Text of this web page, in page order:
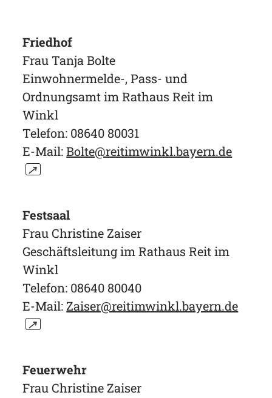
Friedhof
Frau Tanja Bolte
Einwohnermelde-, Pass- und
Ordnungsamt im Rathaus Reit im
Winkl
Telefon: 08640 80031
E-Mail:Bolte@reitimwinkl.bayern.de
↗
Festsaal
Frau Christine Zaiser
Geschäftsleitung im Rathaus Reit im
Winkl
Telefon: 08640 80040
E-Mail: Zaiser@reitimwinkl.bayern.de
↗
Feuerwehr
Frau Christine Zaiser